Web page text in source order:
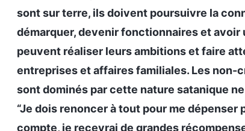
sont sur terre, ils doivent poursuivre la
démarquer, devenir fonctionnaires et avoir
peuvent réaliser leurs ambitions et faire
entreprises et affaires familiales. Les non-
sont dominés par cette nature satanique
“Je dois renoncer à tout pour me
compte, je recevrai de grandes